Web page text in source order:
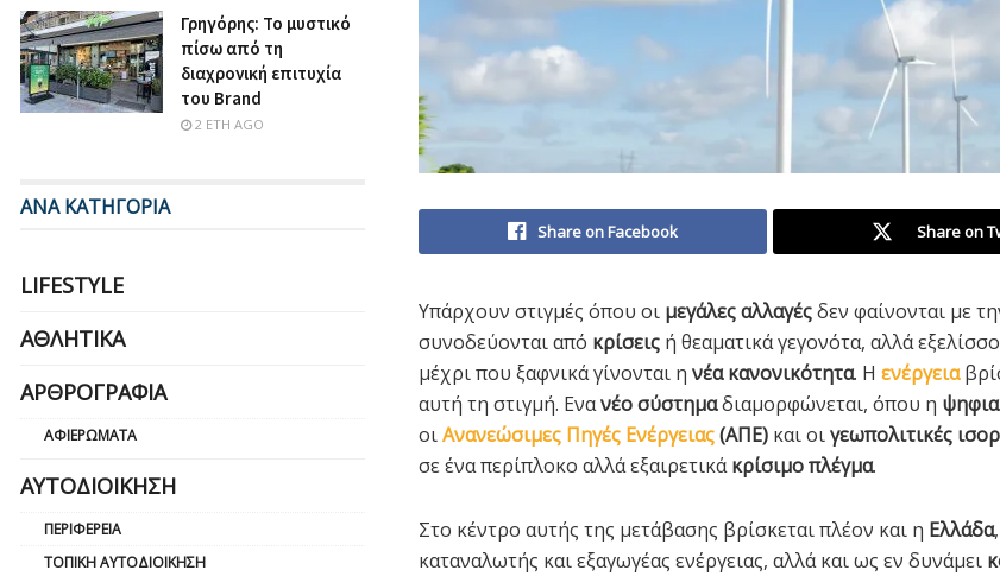
Share on Facebook Share on
Υπάρχουν στιγμές όπου οι μεγάλες αλλαγέςδεν φαίνονται με
συνοδεύονται από κρίσεις ή θεαματικά γεγονότα, αλλά
μέχρι που ξαφνικά γίνονται η νέα κανονικότητα. Η ενέργεια
αυτή τη στιγμή. Ενανέο σύστημαδιαμορφώνεται, όπου η
οιΑνανεώσιμες Πηγές Ενέργειας(ΑΠΕ) και οιγεωπολιτικές
σε ένα περίπλοκο αλλά εξαιρετικάκρίσιμο πλέγμα.
Στο κέντρο αυτής της μετάβασης βρίσκεται πλέον και η Ελλάδα
καταναλωτής και εξαγωγέας ενέργειας, αλλά και ως εν δυνάμει
Γρηγόρης: Το μυστικό
πίσω από τη
διαχρονική επιτυχία
του Brand
2 ΈΤΗ AGO
ΑΝΑ ΚΑΤΗΓΟΡΙΑ
LIFESTYLE
ΑΘΛΗΤΙΚΆ
ΑΡΘΡΟΓΡΑΦΊΑ
ΑΦΙΕΡΏΜΑΤΑ
ΑΥΤΟΔΙΟΊΚΗΣΗ
ΠΕΡΙΦΈΡΕΙΑ
ΤΟΠΙΚΉ ΑΥΤΟΔΙΟΊΚΗΣΗ